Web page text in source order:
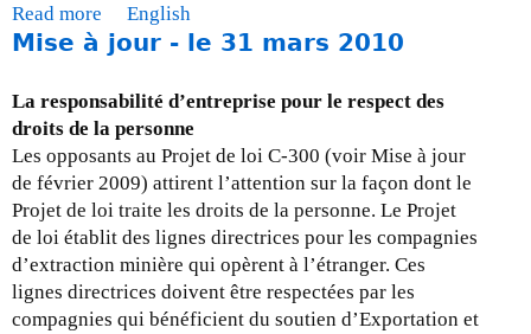
u
i
2
0
1
0
Read more
b
u
t
M
i
s
e
à
j
o
English
Mise à jour - le 31 mars 2010
La responsabilité d’entreprise pour le respect des
droits de la personne
Les opposants au Projet de loi C-300 (voir Mise à jour
de février 2009) attirent l’attention sur la façon dont le
Projet de loi traite les droits de la personne. Le Projet
de loi établit des lignes directrices pour les compagnies
d’extraction minière qui opèrent à l’étranger. Ces
lignes directrices doivent être respectées par les
compagnies qui bénéficient du soutien d’Exportation et